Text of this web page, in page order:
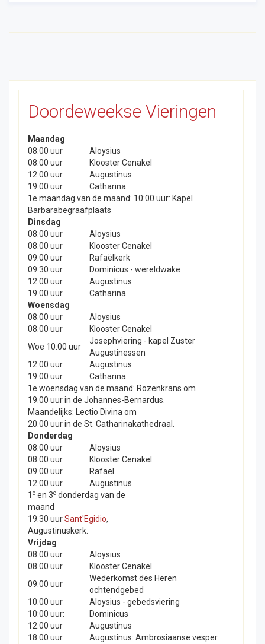
Doordeweekse Vieringen
Maandag
08.00 uur
Aloysius
08.00 uur
Klooster Cenakel
12.00 uur
Augustinus
19.00 uur
Catharina
1e maandag van de maand: 10:00 uur: Kapel
Barbarabegraafplaats
Dinsdag
08.00 uur
Aloysius
08.00 uur
Klooster Cenakel
09.00 uur
Rafaëlkerk
09.30 uur
Dominicus - wereldwake
12.00 uur
Augustinus
19.00 uur
Catharina
Woensdag
08.00 uur
Aloysius
08.00 uur
Klooster Cenakel
Woe 10.00 uur
Josephviering - kapel Zuster
Augustinessen
12.00 uur
Augustinus
19.00 uur
Catharina
1e woensdag van de maand: Rozenkrans om
19.00 uur in de Johannes-Bernardus.
Maandelijks: Lectio Divina om
20.00 uur in de St. Catharinakathedraal.
Donderdag
08.00 uur
Aloysius
08.00 uur
Klooster Cenakel
09.00 uur
Rafael
12.00 uur
Augustinus
1 e en 3e donderdag van de
maand
19.30 uurSant'Egidio,
Augustinuskerk.
Vrijdag
08.00 uur
Aloysius
08.00 uur
Klooster Cenakel
09.00 uur
Wederkomst des Heren
ochtendgebed
10.00 uur
Aloysius - gebedsviering
10:00 uur:
Dominicus
12.00 uur
Augustinus
18.00 uur
Augustinus: Ambrosiaanse vesper